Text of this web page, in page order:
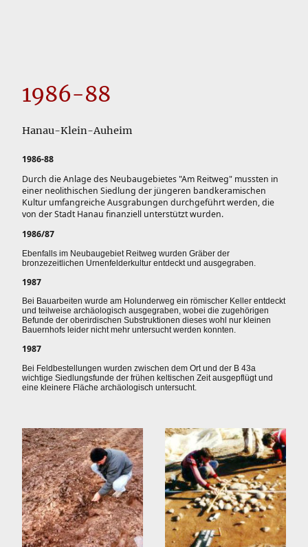
1986-88
Hanau-Klein-Auheim
1986-88
Durch die Anlage des Neubaugebietes "Am Reitweg" mussten in
einer neolithischen Siedlung der jüngeren bandkeramischen
Kultur umfangreiche Ausgrabungen durchgeführt werden, die
von der Stadt Hanau finanziell unterstützt wurden.
1986/87
Ebenfalls im Neubaugebiet Reitweg wurden Gräber der
bronzezeitlichen Urnenfelderkultur entdeckt und ausgegraben.
1987
Bei Bauarbeiten wurde am Holunderweg ein römischer Keller entdeckt
und teilweise archäologisch ausgegraben, wobei die zugehörigen
Befunde der oberirdischen Substruktionen dieses wohl nur kleinen
Bauernhofs leider nicht mehr untersucht werden konnten.
1987
Bei Feldbestellungen wurden zwischen dem Ort und der B 43a
wichtige Siedlungsfunde der frühen keltischen Zeit ausgepflügt und
eine kleinere Fläche archäologisch untersucht.